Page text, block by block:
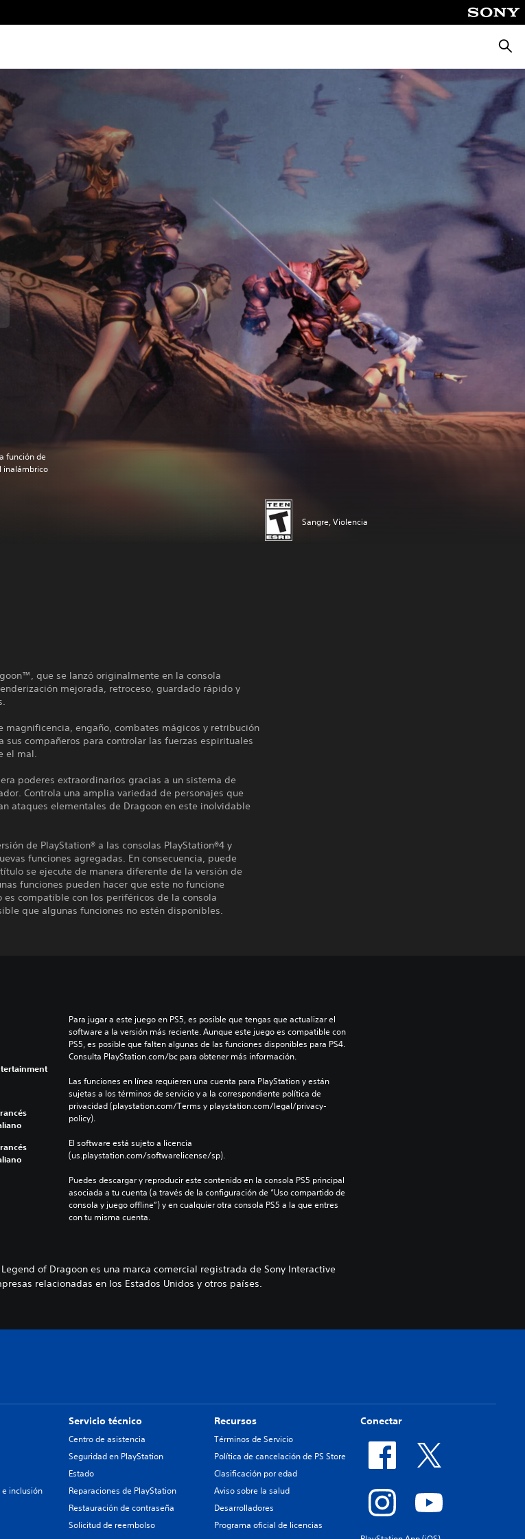
función de
inalámbrico
Sangre, Violencia
que se lanzó originalmente en la consola
mejorada, retroceso, guardado rápido y
magnificencia, engaño, combates mágicos y retribución
sus compañeros para controlar las fuerzas espirituales
el mal.
poderes extraordinarios gracias a un sistema de
Controla una amplia variedad de personajes que
ataques elementales de Dragoon en este inolvidable
de PlayStation® a las consolas PlayStation®4 y
funciones agregadas. En consecuencia, puede
se ejecute de manera diferente de la versión de
funciones pueden hacer que este no funcione
es compatible con los periféricos de la consola
que algunas funciones no estén disponibles.
Para jugar a este juego en PS5, es posible que tengas que actualizar el
software a la versión más reciente. Aunque este juego es compatible con
PS5, es posible que falten algunas de las funciones disponibles para PS4.
Consulta PlayStation.com/bc para obtener más información.
Las funciones en línea requieren una cuenta para PlayStation y están
sujetas a los términos de servicio y a la correspondiente política de
privacidad (playstation.com/Terms y playstation.com/legal/privacy-
policy).
El software está sujeto a licencia
(us.playstation.com/softwarelicense/sp).
Puedes descargar y reproducir este contenido en la consola PS5 principal
asociada a tu cuenta (a través de la configuración de “Uso compartido de
consola y juego offline”) y en cualquier otra consola PS5 a la que entres
con tu misma cuenta.
of Dragoon es una marca comercial registrada de Sony Interactive
relacionadas en los Estados Unidos y otros países.
inclusión
Servicio técnico
Centro de asistencia
Seguridad en PlayStation
Estado
Reparaciones de PlayStation
Restauración de contraseña
Solicitud de reembolso
Recursos
Términos de Servicio
Política de cancelación de PS Store
Clasificación por edad
Aviso sobre la salud
Desarrolladores
Programa oficial de licencias
Conectar